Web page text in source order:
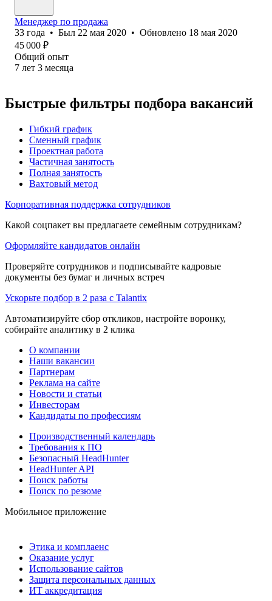
Менеджер по продажа
33 года • Был 22 мая 2020 • Обновлено 18 мая 2020
45 000 ₽
Общий опыт
7 лет 3 месяца
Быстрые фильтры подбора вакансий
Гибкий график
Сменный график
Проектная работа
Частичная занятость
Полная занятость
Вахтовый метод
Корпоративная поддержка сотрудников
Какой соцпакет вы предлагаете семейным сотрудникам?
Оформляйте кандидатов онлайн
Проверяйте сотрудников и подписывайте кадровые
документы без бумаг и личных встреч
Ускорьте подбор в 2 раза с Talantix
Автоматизируйте сбор откликов, настройте воронку,
собирайте аналитику в 2 клика
О компании
Наши вакансии
Партнерам
Реклама на сайте
Новости и статьи
Инвесторам
Кандидаты по профессиям
Производственный календарь
Требования к ПО
Безопасный HeadHunter
HeadHunter API
Поиск работы
Поиск по резюме
Мобильное приложение
Этика и комплаенс
Оказание услуг
Использование сайтов
Защита персональных данных
ИТ аккредитация